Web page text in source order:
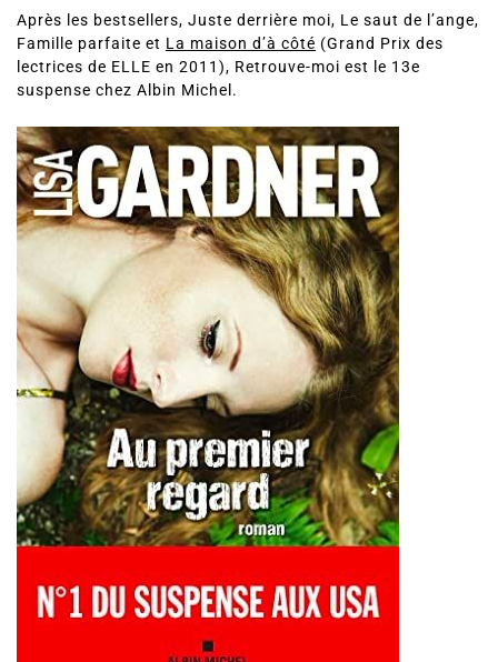
Après les bestsellers, Juste derrière moi, Le saut de l’ange,
Famille parfaite et La maison d’à côté (Grand Prix des
lectrices de ELLE en 2011), Retrouve-moi est le 13e
suspense chez Albin Michel.